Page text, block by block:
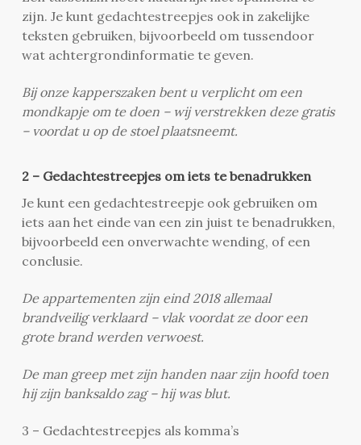
zijn. Je kunt gedachtestreepjes ook in zakelijke
teksten gebruiken, bijvoorbeeld om tussendoor
wat achtergrondinformatie te geven.
Bij onze kapperszaken bent u verplicht om een
mondkapje om te doen – wij verstrekken deze gratis
– voordat u op de stoel plaatsneemt.
2 – Gedachtestreepjes om iets te benadrukken
Je kunt een gedachtestreepje ook gebruiken om
iets aan het einde van een zin juist te benadrukken,
bijvoorbeeld een onverwachte wending, of een
conclusie.
De appartementen zijn eind 2018 allemaal
brandveilig verklaard – vlak voordat ze door een
grote brand werden verwoest.
De man greep met zijn handen naar zijn hoofd toen
hij zijn banksaldo zag – hij was blut.
3 – Gedachtestreepjes als komma’s